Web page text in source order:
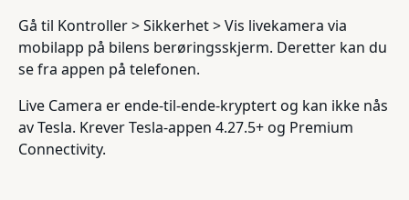
Gå til Kontroller > Sikkerhet > Vis livekamera via
mobilapp på bilens berøringsskjerm. Deretter kan du
se fra appen på telefonen.
Live Camera er ende-til-ende-kryptert og kan ikke nås
av Tesla. Krever Tesla-appen 4.27.5+ og Premium
Connectivity.